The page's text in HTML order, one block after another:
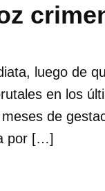
luego de
en los
de
por […]